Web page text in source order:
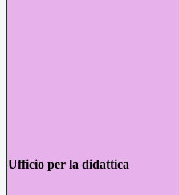
Ufficio per la didattica